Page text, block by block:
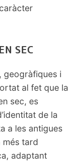
SEC
geogràfiques i
al fet que la
sec, es
de la
a les antigues
més tard
adaptant